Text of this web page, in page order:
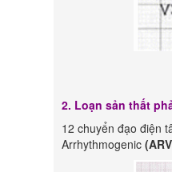
2. Loạn sản thất
12 chuyển đạo điện
Arrhythmogenic